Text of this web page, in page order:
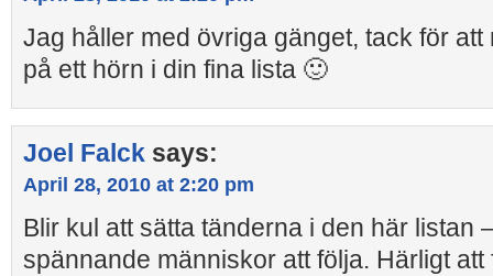
Jag håller med övriga gänget, tack för
på ett hörn i din fina lista 🙂
Joel Falck says:
April 28, 2010 at 2:20 pm
Blir kul att sätta tänderna i den här listan
spännande människor att följa. Härligt att